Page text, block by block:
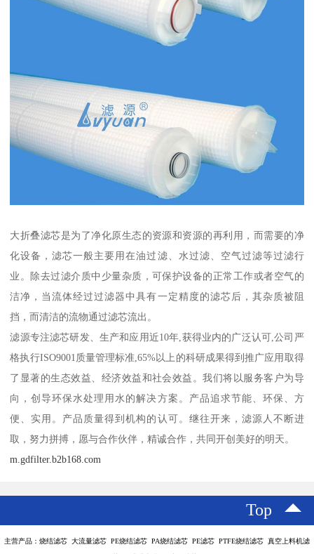
大折叠滤芯是为了净化原生态的资源和资源的再利用，而需要的净
化设备，滤芯一般主要用在油过滤、水过滤、空气过滤等过滤行
业。除去过滤介质中少量杂质，可保护设备的正常工作或者空气的
洁净，当流体经过过滤器中具有一定精度的滤芯后，其杂质被阻
挡，而清洁的流物通过滤芯流出。
滤源专注滤芯研发、生产和应用近10年,获得业内的广泛认可,公司严
格执行ISO9001质量管理标准,65%以上的科研成果得到推广应用取得
了显著的生态效益、经济效益和社会效益。我们将以服务客户为导
向，创导环保水处理用水的解决方案。产品追求节能、环保、方
便、实用。产品质量得到机构的认可。继往开来，滤源人不断进
取，努力拼搏，愿与合作伙伴，精诚合作，共同开创美好的明天。
m.gdfilter.b2b168.com
Top
主营产品：烧结滤芯 大流量滤芯 PE烧结滤芯 PA烧结滤芯 PE滤芯 PTFE烧结滤芯 真空上料机滤